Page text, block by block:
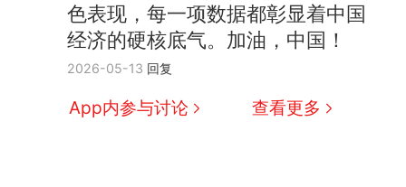
色表现，每一项数据都彰显着中国
经济的硬核底气。加油，中国！
2026-05-13 回复
App内参与讨论 查看更多